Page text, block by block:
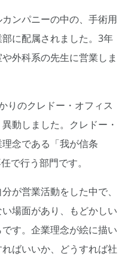
ンパニーの中の、手術用
に配属されました。3年
外科系の先生に営業しま
りのクレドー・オフィス
動しました。クレドー・
念である「我が信条
で行う部門です。
が営業活動をした中で、
場面があり、もどかしい
す。企業理念が絵に描い
ばいいか、どうすれば社